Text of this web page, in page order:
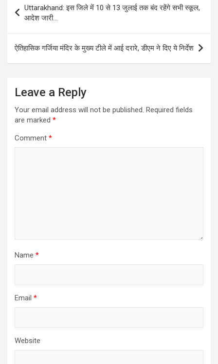
navigation
Uttarakhand: इस जिले में 10 से 13 जुलाई तक बंद रहेंगे सभी स्कूल,
आदेश जारी…
ऐतिहासिक गर्जिया मंदिर के मुख्य टीले में आई दरारे, डीएम ने दिए ये निर्देश
Leave a Reply
Your email address will not be published. Required fields
are marked *
Comment *
Name *
Email *
Website